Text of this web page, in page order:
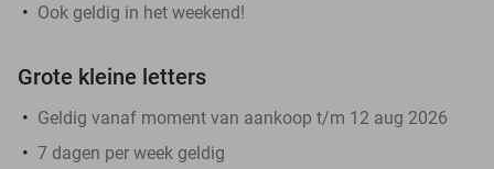
Ook geldig in het weekend!
Grote kleine letters
Geldig vanaf moment van aankoop t/m 12 aug 2026
7 dagen per week geldig